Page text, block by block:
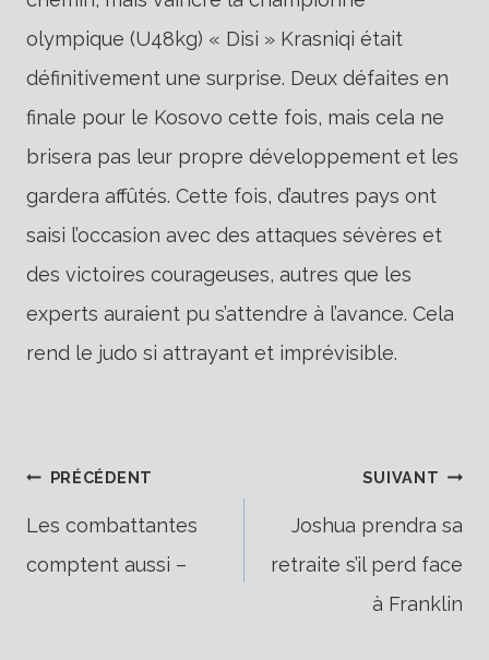
olympique (U48kg) « Disi » Krasniqi était
définitivement une surprise. Deux défaites en
finale pour le Kosovo cette fois, mais cela ne
brisera pas leur propre développement et les
gardera affûtés. Cette fois, d’autres pays ont
saisi l’occasion avec des attaques sévères et
des victoires courageuses, autres que les
experts auraient pu s’attendre à l’avance. Cela
rend le judo si attrayant et imprévisible.
Navigation
PRÉCÉDENT
Les combattantes
comptent aussi –
SUIVANT
Joshua prendra sa
retraite s’il perd face
à Franklin